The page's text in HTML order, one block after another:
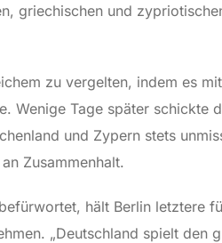
griechischen und
zu vergelten, indem es
Wenige Tage später schickte
und Zypern stets
Zusammenhalt.
hält Berlin letztere
„Deutschland spielt den